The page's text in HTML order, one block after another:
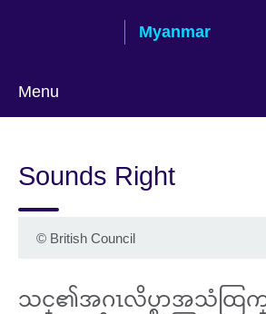
Myanmar
Menu
language
Sounds Right
© British Council
သင္၏အဂၤလိပ္စာအသံထ